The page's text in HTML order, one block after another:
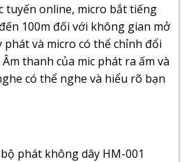
tuyến online, micro bắt tiếng
100m đối với không gian mở
phát và micro có thể chỉnh đổi
thanh của mic phát ra ấm và
có thể nghe và hiểu rõ bạn
phát không dây HM-001